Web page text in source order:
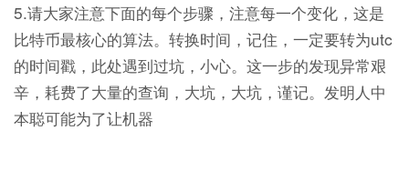
5.请大家注意下面的每个步骤，注意每一个变化，这是
比特币最核心的算法。转换时间，记住，一定要转为utc
的时间戳，此处遇到过坑，小心。这一步的发现异常艰
辛，耗费了大量的查询，大坑，大坑，谨记。发明人中
本聪可能为了让机器